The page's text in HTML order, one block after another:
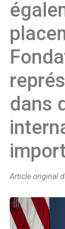
dans
Article original